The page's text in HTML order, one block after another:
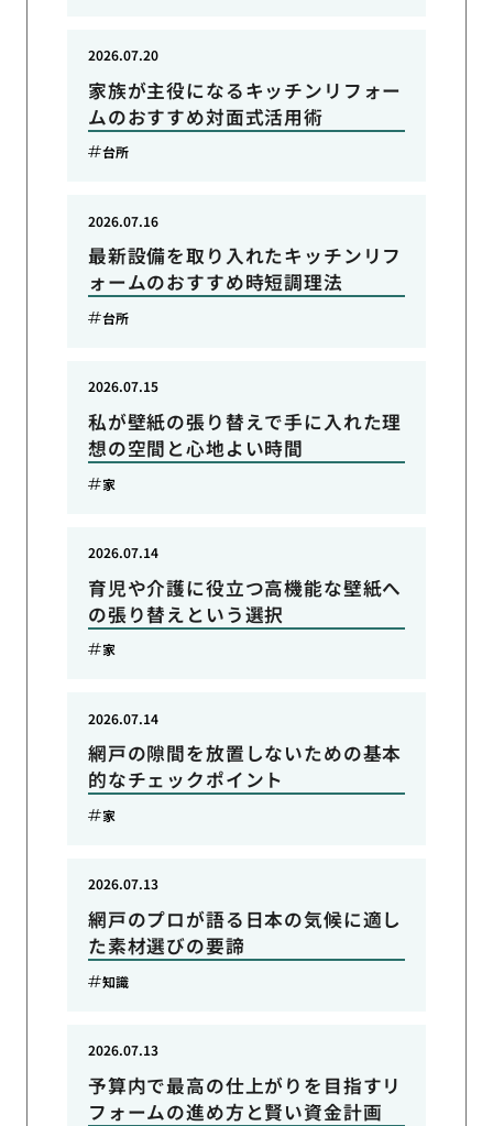
家族が主役になるキッチンリフォー
ムのおすすめ対面式活用術
2026.07.20
台所
最新設備を取り入れたキッチンリフ
ォームのおすすめ時短調理法
2026.07.16
台所
私が壁紙の張り替えで手に入れた理
想の空間と心地よい時間
2026.07.15
家
育児や介護に役立つ高機能な壁紙へ
の張り替えという選択
2026.07.14
家
網戸の隙間を放置しないための基本
的なチェックポイント
2026.07.14
家
網戸のプロが語る日本の気候に適し
た素材選びの要諦
2026.07.13
知識
予算内で最高の仕上がりを目指すリ
フォームの進め方と賢い資金計画
2026.07.13